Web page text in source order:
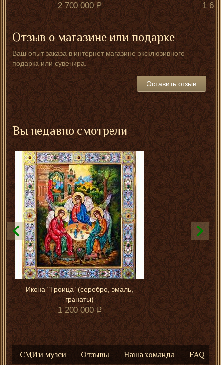
2 700 000 1
Отзыв о магазине или подарке
Ваш опыт заказа в интернет магазине эксклюзивного
подарка или сувенира.
Оставить отзыв
Вы недавно смотрели
Икона "Троица" (серебро, эмаль,
гранаты)
1 200 000
СМИ и музеи Отзывы Наша команда FAQ